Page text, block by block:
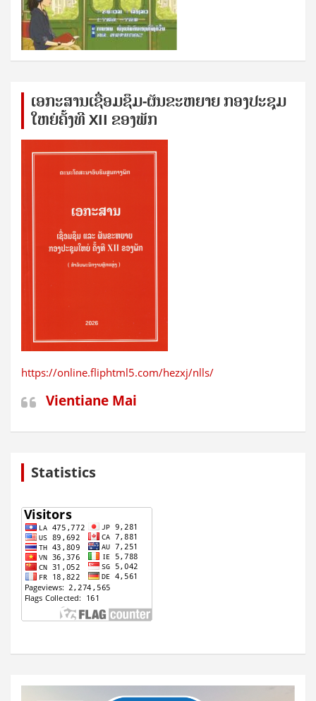
ເອກ​ະ​ສານ​ເຊ​ື່ອມ​ຊ​ຶມ-ຜັນ​ຂະ​ຫ​ຍາຍ ກອງ​ປະ​ຊຸມ​
ໃຫຍ່​ຄັ້ງ​ທີ XII ຂອງ​ພັກ
https://online.fliphtml5.com/hezxj/nlls/
Vientiane Mai
Statistics